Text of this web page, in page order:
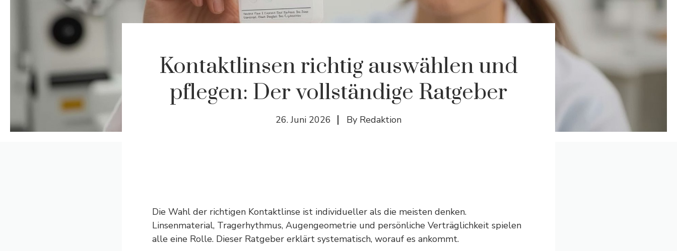
Kontaktlinsen richtig auswählen und
pflegen: Der vollständige Ratgeber
26. Juni 2026 By Redaktion
Die Wahl der richtigen Kontaktlinse ist individueller als die meisten denken.
Linsenmaterial, Tragerhythmus, Augengeometrie und persönliche Verträglichkeit spielen
alle eine Rolle. Dieser Ratgeber erklärt systematisch, worauf es ankommt.